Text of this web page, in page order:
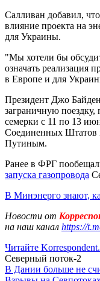
Салливан добавил,
влияние проекта на
для Украины.
"Мы хотели бы
означать реализация
в Европе и для
Президент Джо
заграничную
семерки с 11 по 13
Соединенных Штатов
Путиным.
Ранее в ФРГ
запуска газопровода
В Минэнерго знают,
Новости от
на наш канал https://
Читайте
Северный поток-2
В Дании больше не